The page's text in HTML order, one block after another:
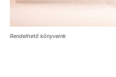
Rendelhető könyveink